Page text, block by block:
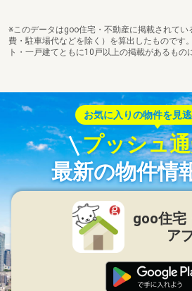
※このデータはgoo住宅・不動産に掲載されてい
費・駐車場代などを除く）を算出したものです
ト・一戸建てともに10戸以上の掲載があるもの
お気に入りの物件を見
プッシュ
最新の物件情
goo住宅
ア